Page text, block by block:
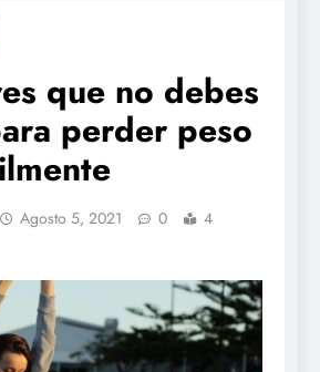
que no debes
perder peso
Agosto 5, 2021 0
4